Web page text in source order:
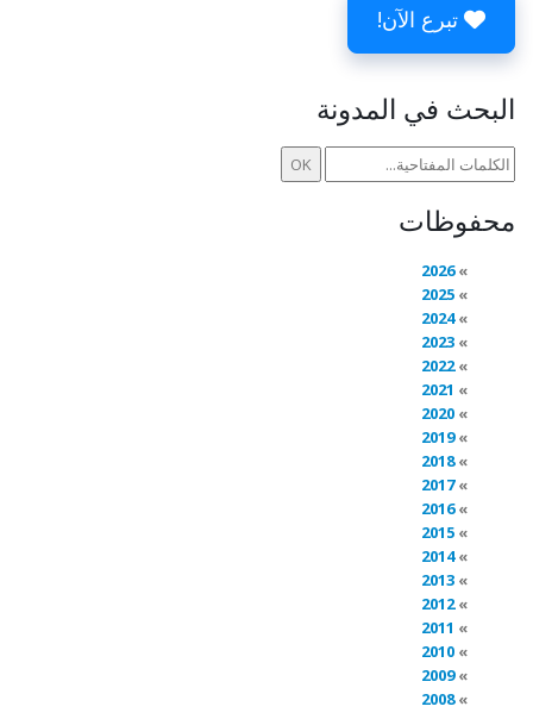
تبرع الآن!
البحث في المدونة
محفوظات
2026
2025
2024
2023
2022
2021
2020
2019
2018
2017
2016
2015
2014
2013
2012
2011
2010
2009
2008